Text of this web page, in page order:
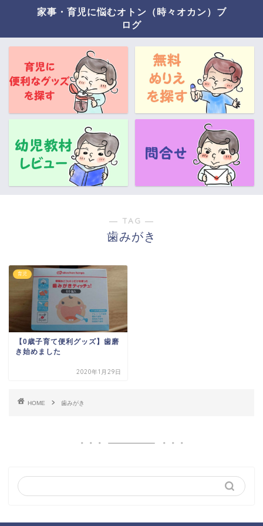
家事・育児に悩むオトン（時々オカン）ブ
ログ
― TAG ―
歯みがき
育児
【0歳子育て便利グッズ】歯磨
き始めました
2020年1月29日
HOME 歯みがき